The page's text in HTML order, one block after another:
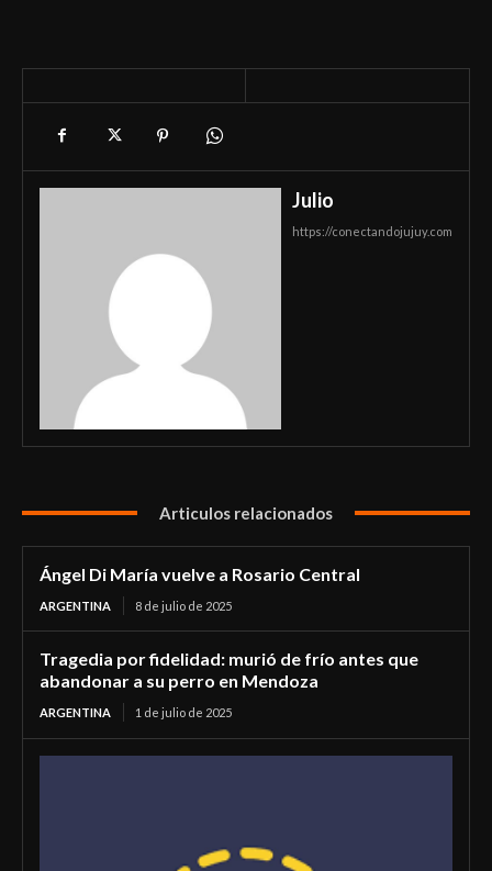
Julio
https://conectandojujuy.com
Articulos relacionados
Ángel Di María vuelve a Rosario Central
ARGENTINA 8 de julio de 2025
Tragedia por fidelidad: murió de frío antes que
abandonar a su perro en Mendoza
ARGENTINA 1 de julio de 2025